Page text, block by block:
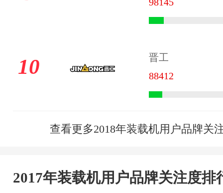
10
晋工
88412
查看更多2018年装载机用户品牌关
2017年装载机用户品牌关注度排